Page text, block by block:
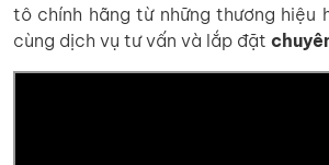
tô chính hãng từ những thương hiệu
cùng dịch vụ tư vấn và lắp đặt